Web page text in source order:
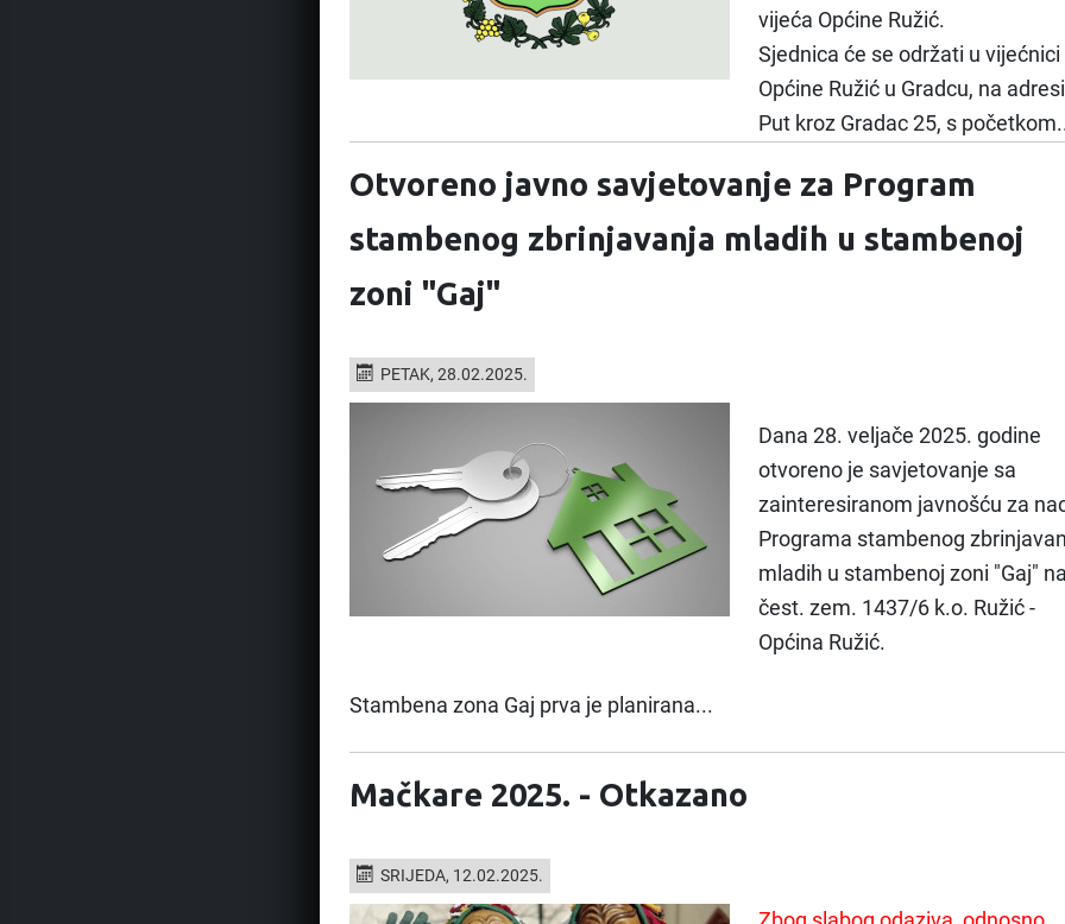
vijeća Općine Ružić.
Sjednica će se održati u vijećnici
Općine Ružić u Gradcu, na adresi
Put kroz Gradac 25, s
Otvoreno javno savjetovanje za Program
stambenog zbrinjavanja mladih u stambenoj
zoni "Gaj"
PETAK, 28.02.2025.
Dana 28. veljače 2025. godine
otvoreno je savjetovanje sa
zainteresiranom javnošću za
Programa stambenog
mladih u stambenoj zoni "Gaj"
čest. zem. 1437/6 k.o. Ružić -
Općina Ružić.
Stambena zona Gaj prva je planirana...
Mačkare 2025. - Otkazano
SRIJEDA, 12.02.2025.